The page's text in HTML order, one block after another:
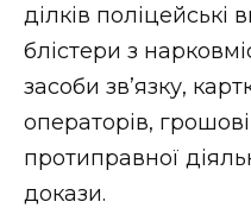
ФОТО
ВІДЕО
ділків
блістери з
засоби зв’язку,
операторів,
протиправної
докази.